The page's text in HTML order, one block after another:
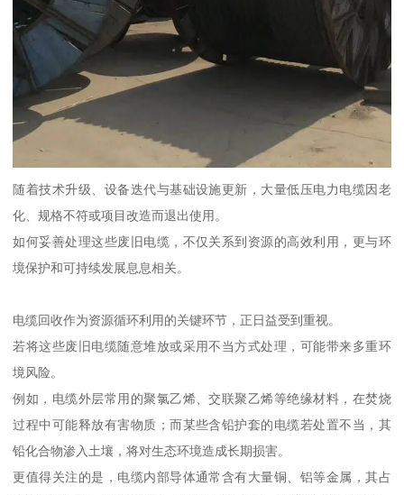
随着技术升级、设备迭代与基础设施更新，大量低压电力电缆因老
化、规格不符或项目改造而退出使用。
如何妥善处理这些废旧电缆，不仅关系到资源的高效利用，更与环
境保护和可持续发展息息相关。
电缆回收作为资源循环利用的关键环节，正日益受到重视。
若将这些废旧电缆随意堆放或采用不当方式处理，可能带来多重环
境风险。
例如，电缆外层常用的聚氯乙烯、交联聚乙烯等绝缘材料，在焚烧
过程中可能释放有害物质；而某些含铅护套的电缆若处置不当，其
铅化合物渗入土壤，将对生态环境造成长期损害。
更值得关注的是，电缆内部导体通常含有大量铜、铝等金属，其占